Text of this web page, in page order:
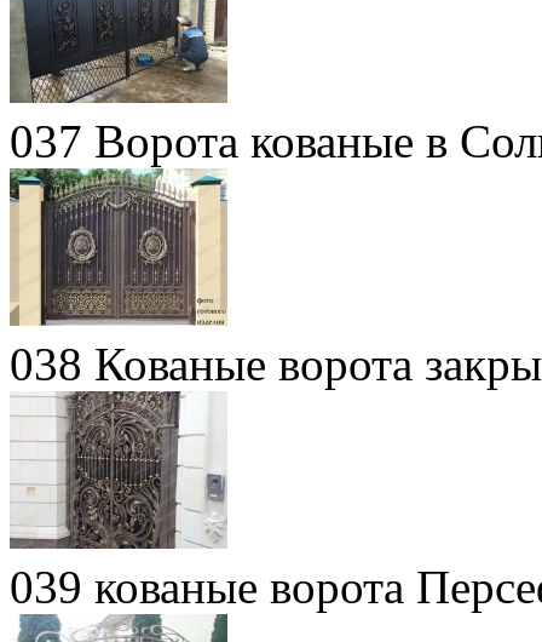
037 Ворота кованые в
038 Кованые ворота
039 кованые ворота